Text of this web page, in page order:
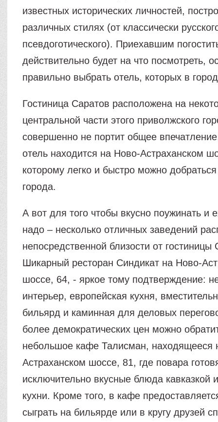
известных исторических личностей,
различных стилях (от классически
псевдоготического). Приехавшим
действительно будет на что посмотреть,
правильно выбрать отель, которых в
Гостиница Саратов расположена на
центральной части этого приволжского
совершенно не портит общее
отель находится на Ново-Астраханском
которому легко и быстро можно
города.
А вот для того чтобы вкусно поужинать и
надо – несколько отличных заведений
непосредственной близости от гостиницы
Шикарный ресторан Синдикат на Ново-
шоссе, 64, - яркое тому подтверждение:
интерьер, европейская кухня,
бильярд и каминная для деловых
более демократических цен можно
небольшое кафе Талисман, находящееся
Астраханском шоссе, 81, где повара
исключительно вкусные блюда кавказкой
кухни. Кроме того, в кафе
сыграть на бильярде или в кругу друзей